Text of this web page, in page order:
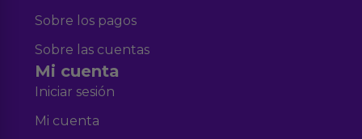
Sobre los pagos
Sobre las cuentas
Mi cuenta
Iniciar sesión
Mi cuenta